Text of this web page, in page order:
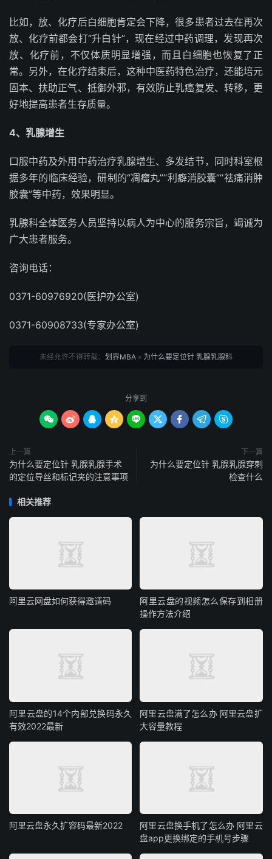
比如，放、化疗后白细胞肯定会下降，很多患者过去在再次
放、化疗前都会打“升白针”，现在经过中药调理，发现再次
放、化疗前，不仅体质明显增强，而且白细胞也恢复了正
常。另外，在化疗结束后，这种中医药特色治疗，还能培元
固本、扶助正气、抵御外邪，有效防止乳癌复发、转移，更
好地提高患者生存质量。
4、乳腺增生
口服中药及外用中药治疗乳腺增生、多发结节，同时科室根
据多年的临床经验，研制的“凋瘤丸”“利癖消胶囊”“祛痛消肿
胶囊”等中药，效果明显。
乳腺科全体医务人员坚持以病人为中心的服务宗旨，竭诚为
广大患者服务。
咨询电话：
0371-60976920(医护办公室)
0371-60908733(专家办公室)
未经允许不得转载： 划界MBA » 为什么要定位针 乳腺乳腺科
分享到
        
上一篇
为什么要定位针 乳腺乳腺手术
的定位导丝和标记夹的注意事项
下一篇
为什么要定位针 乳腺乳腺穿刺
检查什么
相关推荐
阿里云网盘如何获得邀请码
阿里云盘的视频怎么保存到相册
操作方法介绍
阿里云盘的14个内部兑换码永久
有效2022最新
阿里云盘满了怎么办 阿里云盘扩
大容量教程
阿里云盘永久扩容码最新2022
阿里云盘换手机了怎么办 阿里云
盘app更换绑定的手机号步骤